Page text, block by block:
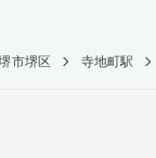
市堺区 寺地町駅